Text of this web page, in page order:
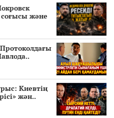
және
Киевтің
жән..